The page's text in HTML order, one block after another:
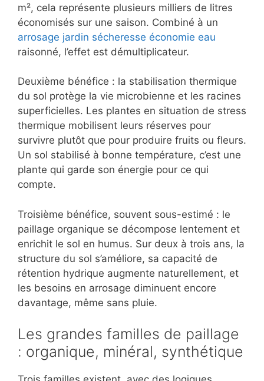
m², cela représente plusieurs milliers de litres
économisés sur une saison. Combiné à un
arrosage jardin sécheresse économie eau
raisonné, l’effet est démultiplicateur.
Deuxième bénéfice : la stabilisation thermique
du sol protège la vie microbienne et les racines
superficielles. Les plantes en situation de stress
thermique mobilisent leurs réserves pour
survivre plutôt que pour produire fruits ou fleurs.
Un sol stabilisé à bonne température, c’est une
plante qui garde son énergie pour ce qui
compte.
Troisième bénéfice, souvent sous-estimé : le
paillage organique se décompose lentement et
enrichit le sol en humus. Sur deux à trois ans, la
structure du sol s’améliore, sa capacité de
rétention hydrique augmente naturellement, et
les besoins en arrosage diminuent encore
davantage, même sans pluie.
Les grandes familles de paillage
: organique, minéral, synthétique